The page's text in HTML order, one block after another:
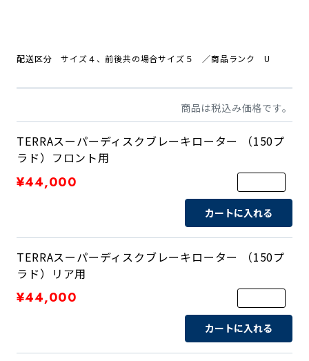
配送区分 サイズ４、前後共の場合サイズ５ ／商品ランク U
商品は税込み価格です。
TERRAスーパーディスクブレーキローター （150プ
ラド）フロント用
¥44,000
カートに入れる
TERRAスーパーディスクブレーキローター （150プ
ラド）リア用
¥44,000
カートに入れる